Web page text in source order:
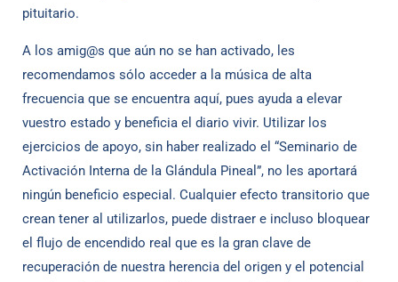
pituitario.
A los amig@s que aún no se han activado, les
recomendamos sólo acceder a la música de alta
frecuencia que se encuentra aquí, pues ayuda a elevar
vuestro estado y beneficia el diario vivir. Utilizar los
ejercicios de apoyo, sin haber realizado el “Seminario de
Activación Interna de la Glándula Pineal”, no les aportará
ningún beneficio especial. Cualquier efecto transitorio que
crean tener al utilizarlos, puede distraer e incluso bloquear
el flujo de encendido real que es la gran clave de
recuperación de nuestra herencia del origen y el potencial